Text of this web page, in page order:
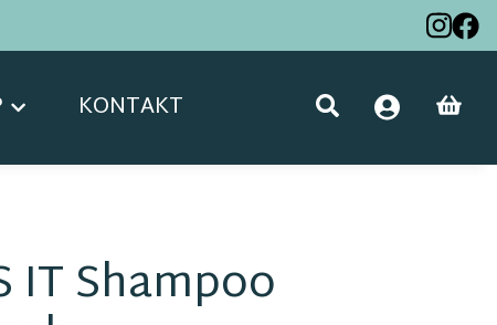
KONTAKT
IT Shampoo